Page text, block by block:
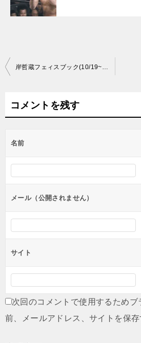
投
ビ
ー
シ
ョ
ン
岸哲蔵フェィスブック(10/19~12/31)…2017衆議院選挙（岸たけし）
コメントを残す
名前
メール（公開されません）
サイト
次回のコメントで使用するためブ
前、メールアドレス、サイトを保存